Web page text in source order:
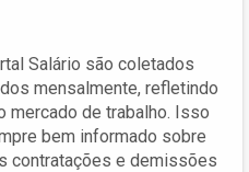
Salário são coletados
mensalmente, refletindo
mercado de trabalho. Isso
bem informado sobre
contratações e demissões